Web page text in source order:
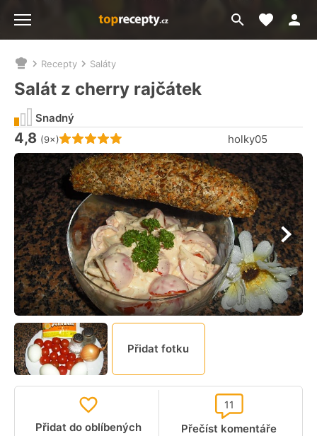
Přejít
na
Moje
Nacházíte
se
zde:
Recepty Saláty
Salát z cherry rajčátek
Hodnocení receptu je
4,8 (9×) holky05
Snadný
Přidat fotku
Přidat do oblíbených Přečíst komentáře
11